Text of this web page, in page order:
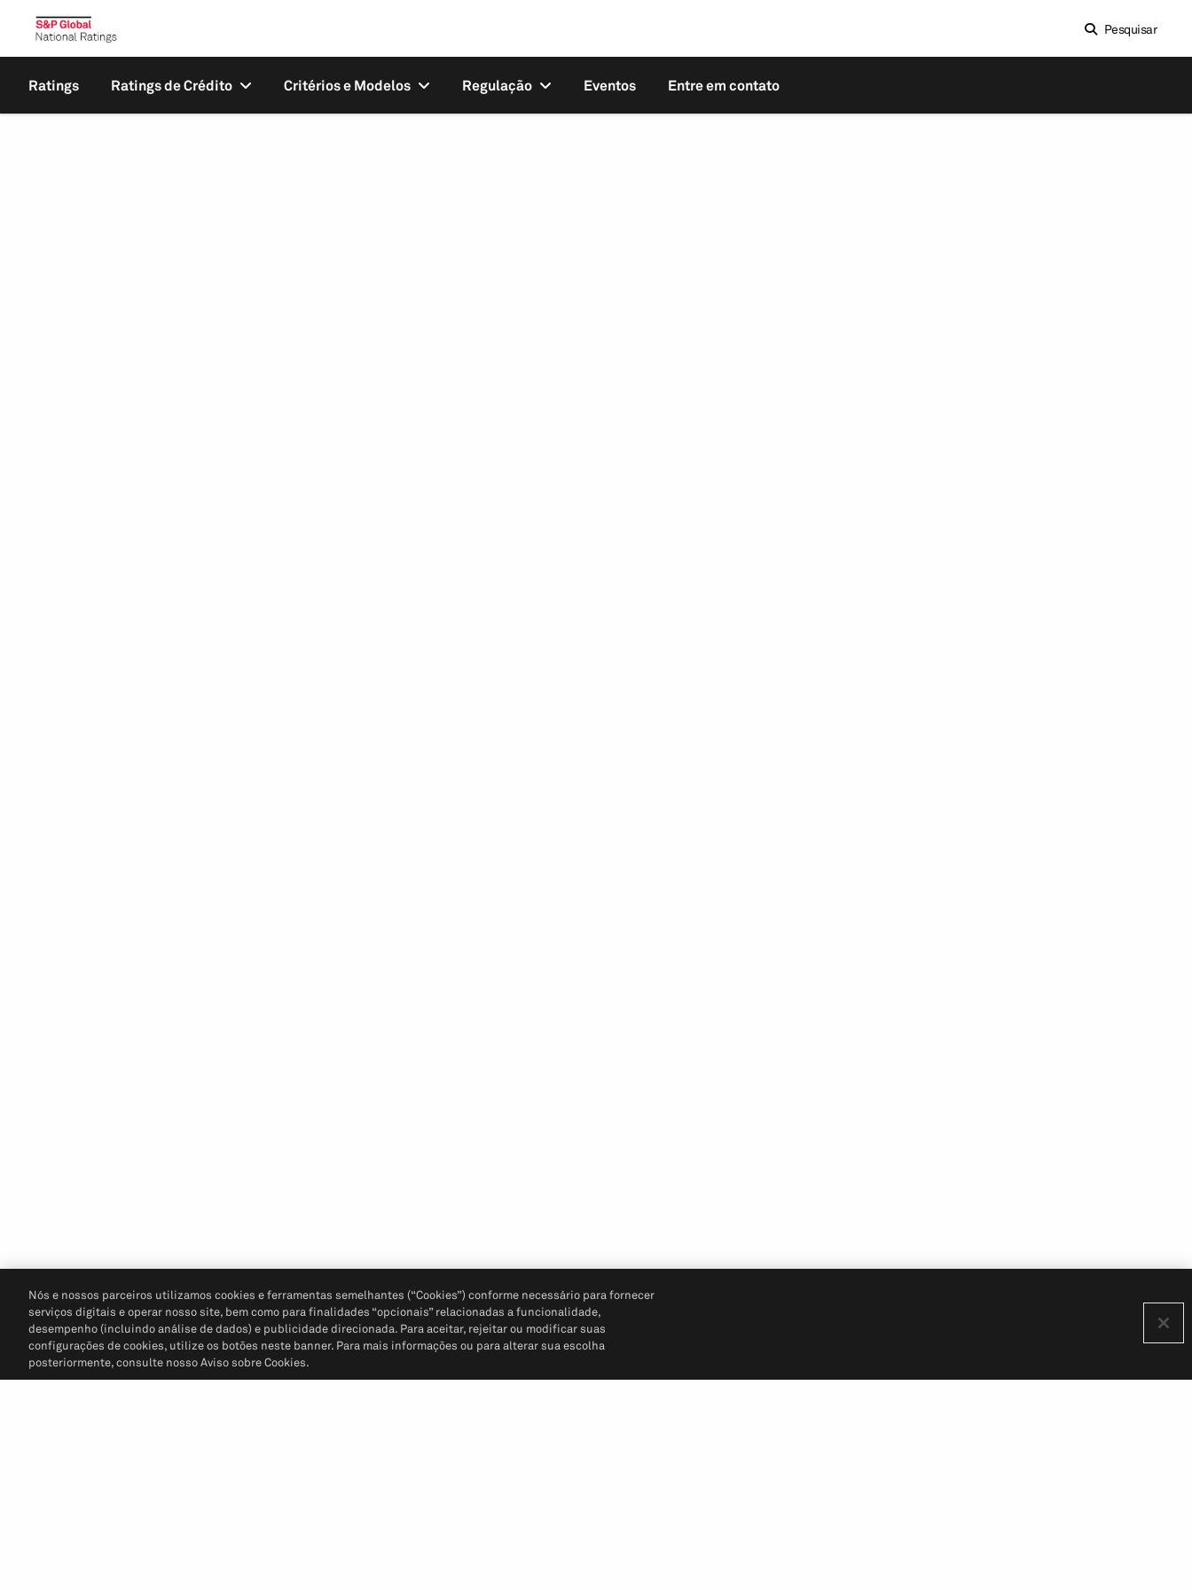
Pesquisar
Ratings Ratings de Crédito Critérios e Modelos Regulação Eventos Entre em contato
Nós e nossos parceiros utilizamos cookies e ferramentas semelhantes (“Cookies”) conforme necessário para fornecer
serviços digitais e operar nosso site, bem como para finalidades “opcionais” relacionadas a funcionalidade,
desempenho (incluindo análise de dados) e publicidade direcionada. Para aceitar, rejeitar ou modificar suas
configurações de cookies, utilize os botões neste banner. Para mais informações ou para alterar sua escolha
posteriormente, consulte nosso Aviso sobre Cookies.